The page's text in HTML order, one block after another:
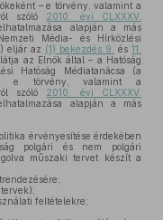
– e törvény, valamint a
szóló 2010. évi CLXXXV.
alapján a más
Média- és Hírközlési
eljár az (1) bekezdés 9. és 11.
az Elnök által – a Hatóság
Hatóság Médiatanácsa (a
– e törvény, valamint a
szóló 2010. évi CLXXXV.
alapján a más
érvényesítése érdekében
polgári és nem polgári
műszaki tervet készít a
feltételekre;